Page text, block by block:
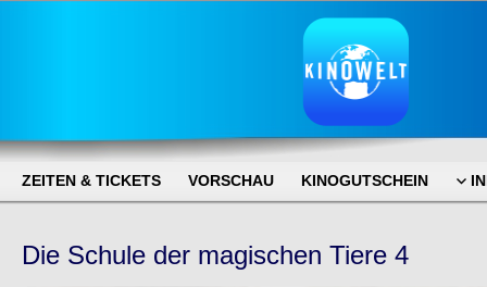
ZEITEN & TICKETS VORSCHAU KINOGUTSCHEIN
Die Schule der magischen Tiere 4